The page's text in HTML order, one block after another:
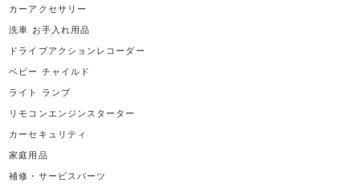
カーアクセサリー
洗車 お手入れ用品
ドライブアクションレコーダー
ベビー チャイルド
ライト ランプ
リモコンエンジンスターター
カーセキュリティ
家庭用品
補修・サービスパーツ